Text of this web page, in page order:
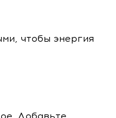
чтобы энергия